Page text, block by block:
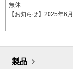
無休
【お知らせ】2025年6
製品